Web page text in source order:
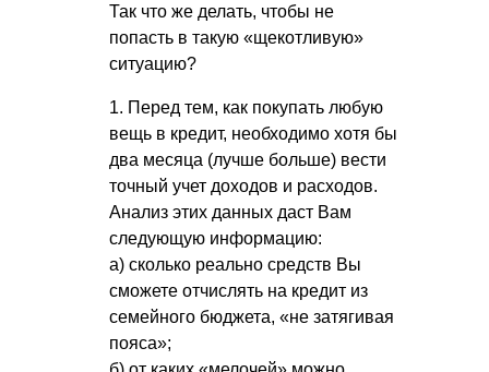
Так что же делать, чтобы не
попасть в такую «щекотливую»
ситуацию?
1. Перед тем, как покупать любую
вещь в кредит, необходимо хотя бы
два месяца (лучше больше) вести
точный учет доходов и расходов.
Анализ этих данных даст Вам
следующую информацию:
а) сколько реально средств Вы
сможете отчислять на кредит из
семейного бюджета, «не затягивая
пояса»;